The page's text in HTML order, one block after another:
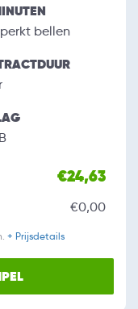
bellen
€24,63
€0,00
+ Prijsdetails